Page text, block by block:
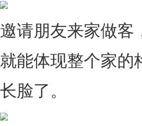
邀请朋友来家做客
就能体现整个家的
长脸了。